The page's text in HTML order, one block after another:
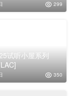
299
试听小屋系列
350